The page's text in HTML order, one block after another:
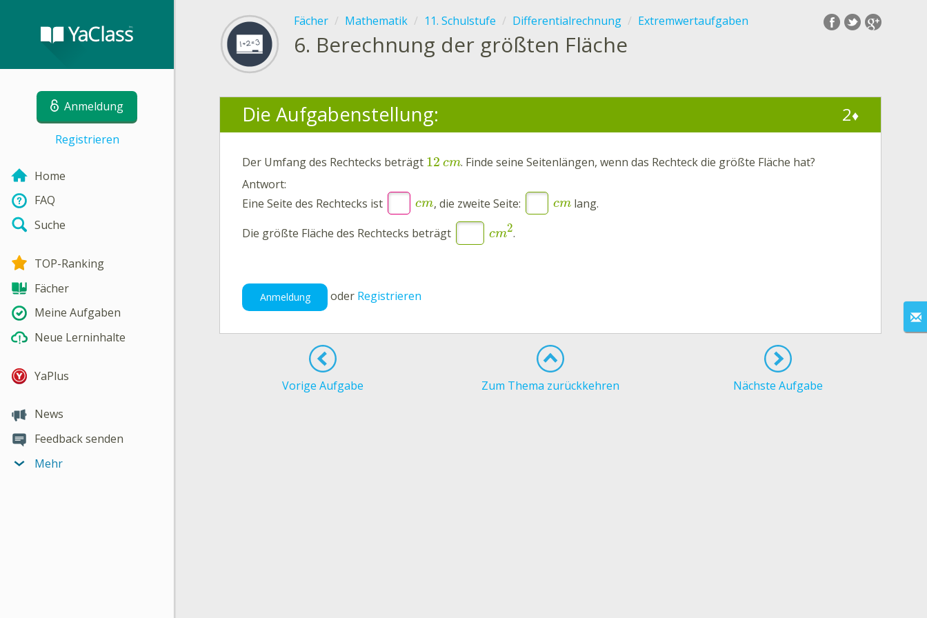
Anmeldung
Registrieren
Home
FAQ
Suche
TOP-Ranking
Fächer
Meine Aufgaben
Neue Lerninhalte
YaPlus
News
Feedback senden
Mehr
Fächer Mathematik 11. Schulstufe Differentialrechnung Extremwertaufgaben
6. Berechnung der größten Fläche
Die Aufgabenstellung: 2♦
Der Umfang des Rechtecks beträgt 12 cm. Finde seine Seitenlängen, wenn das Rechteck die größte Fläche hat?
Antwort:
Eine Seite des Rechtecks ist
cm, die zweite Seite: cm lang.
Die größte Fläche des Rechtecks beträgt
cm2.
Anmeldung oder Registrieren
Vorige Aufgabe Zum Thema zurückkehren Nächste Aufgabe